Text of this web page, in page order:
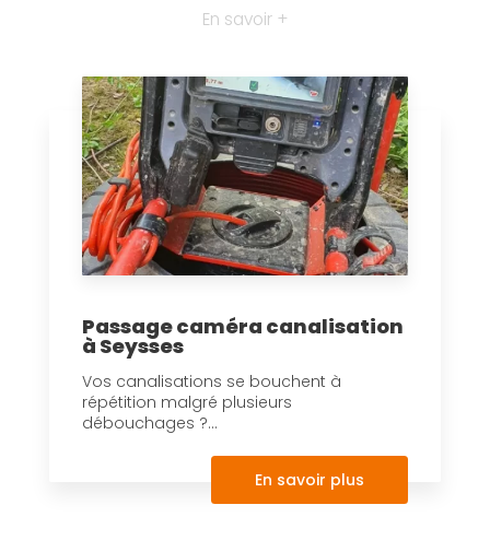
En savoir +
Passage caméra canalisation
à Seysses
Vos canalisations se bouchent à
répétition malgré plusieurs
débouchages ?...
En savoir plus